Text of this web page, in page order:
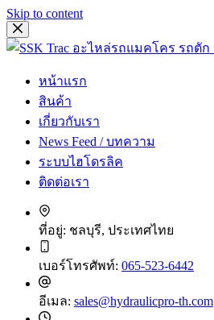
Skip to content
หน้าแรก
สินค้า
เกี่ยวกับเรา
News Feed / บทความ
ระบบไฮโดรลิค
ติดต่อเรา
ที่อยู่: ชลบุรี, ประเทศไทย
เบอร์โทรศัพท์: 065-523-6442
อีเมล: sales@hydraulicpro-th.com